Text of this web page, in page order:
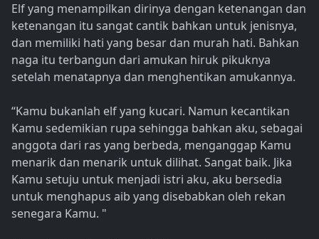
Elf yang menampilkan dirinya dengan ketenangan dan
ketenangan itu sangat cantik bahkan untuk jenisnya,
dan memiliki hati yang besar dan murah hati. Bahkan
naga itu terbangun dari amukan hiruk pikuknya
setelah menatapnya dan menghentikan amukannya.
“Kamu bukanlah elf yang kucari. Namun kecantikan
Kamu sedemikian rupa sehingga bahkan aku, sebagai
anggota dari ras yang berbeda, menganggap Kamu
menarik dan menarik untuk dilihat. Sangat baik. Jika
Kamu setuju untuk menjadi istri aku, aku bersedia
untuk menghapus aib yang disebabkan oleh rekan
senegara Kamu. "